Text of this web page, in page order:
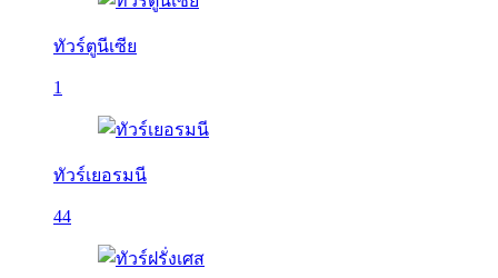
ทัวร์ตูนีเซีย
1
ทัวร์เยอรมนี
44